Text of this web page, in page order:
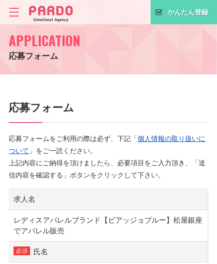
かんたん登録
APPLICATION
応募フォーム
応募フォーム
応募フォームをご利用の際は必ず、下記「個人情報の取り扱いに
ついて 」をご一読ください。
上記内容にご納得を頂けましたら、必要項目をご入力頂き、「送
信内容を確認する」ボタンをクリックして下さい。
求人名
レディスアパレルブランド【ビアッジョブルー】松屋銀座
でアパレル販売
氏名